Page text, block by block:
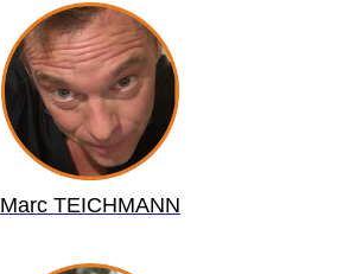
Marc TEICHMANN